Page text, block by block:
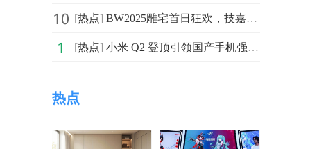
[热点] BW2025雕宅首日狂欢，技嘉AORUS梦想主场引爆电竞狂潮
[热点] 小米 Q2 登顶引领国产手机强势增长，长鑫科技上市启动
热点